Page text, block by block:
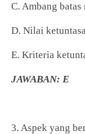
C. Ambang
D. Nilai
E. Kriteria
JAWABAN: E
3. Aspek yang